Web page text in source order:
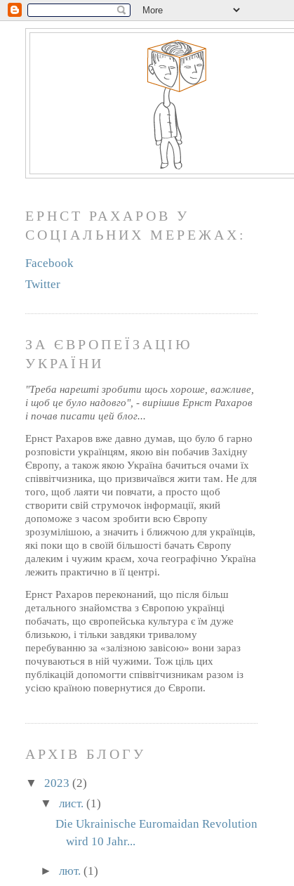
ЕРНСТ РАХАРОВ У
СОЦІАЛЬНИХ МЕРЕЖАХ:
Facebook
Twitter
ЗА ЄВРОПЕЇЗАЦІЮ
УКРАЇНИ
"Треба нарешті зробити щось хороше, важливе,
і щоб це було надовго", - вирішив Ернст Рахаров
і почав писати цей блог...
Ернст Рахаров вже давно думав, що було б гарно
розповісти українцям, якою він побачив Західну
Європу, а також якою Україна бачиться очами їх
співвітчизника, що призвичаївся жити там. Не для
того, щоб лаяти чи повчати, а просто щоб
створити свій струмочок інформації, який
допоможе з часом зробити всю Європу
зрозумілішою, а значить і ближчою для українців,
які поки що в своїй більшості бачать Європу
далеким і чужим краєм, хоча географічно Україна
лежить практично в її центрі.
Ернст Рахаров переконаний, що після більш
детального знайомства з Європою українці
побачать, що європейська культура є їм дуже
близькою, і тільки завдяки тривалому
перебуванню за «залізною завісою» вони зараз
почуваються в ній чужими. Тож ціль цих
публікацій допомогти співвітчизникам разом із
усією країною повернутися до Європи.
АРХІВ БЛОГУ
▼ 2023(2)
▼ лист. (1)
Die Ukrainische Euromaidan Revolution
wird 10 Jahr...
► лют. (1)